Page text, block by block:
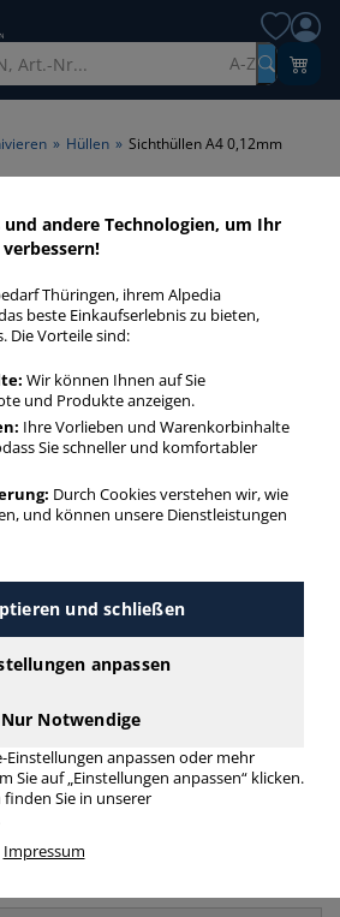
A-Z
» Hüllen » Sichthüllen A4 0,12mm
A4 0,12mm >
Folienstärke
in bester Qualität zum günstigen
Sichthüllen A4 0,12mm mit unserer
Häufig gesucht
Sichthüllen
Sichthüllen
& rechts offen
Sichthüllen
andere Technologien, um Ihr
Thüringen, ihrem Alpedia
beste Einkaufserlebnis zu bieten,
Die Vorteile sind:
Wir können Ihnen auf Sie
und Produkte anzeigen.
Ihre Vorlieben und Warenkorbinhalte
Sie schneller und komfortabler
Durch Cookies verstehen wir, wie
und können unsere Dienstleistungen
und schließen
anpassen
Nur Notwendige
Einstellungen anpassen oder mehr
Sie auf „Einstellungen anpassen“ klicken.
Sie in unserer
Impressum